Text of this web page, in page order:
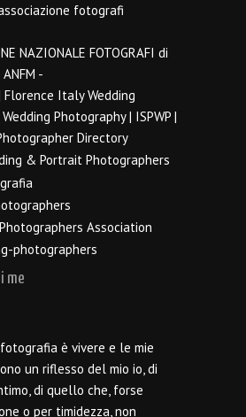
me
è vivere e le mie
un riflesso del mio io, di
di quello che, forse
o per timidezza, non